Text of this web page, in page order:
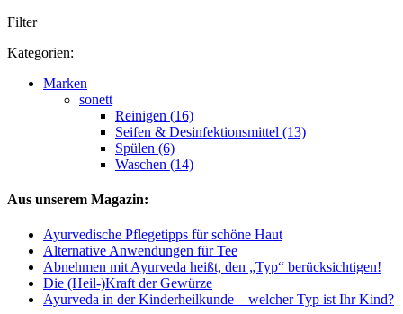
Filter
Kategorien:
Marken
sonett
Reinigen (16)
Seifen & Desinfektionsmittel (13)
Spülen (6)
Waschen (14)
Aus unserem Magazin:
Ayurvedische Pflegetipps für schöne Haut
Alternative Anwendungen für Tee
Abnehmen mit Ayurveda heißt, den „Typ“ berücksichtigen!
Die (Heil-)Kraft der Gewürze
Ayurveda in der Kinderheilkunde – welcher Typ ist Ihr Kind?